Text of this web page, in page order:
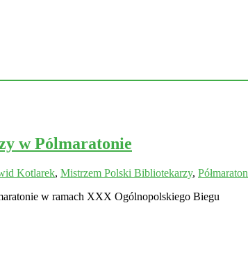
w Pólmaratonie
Kotlarek, Mistrzem Polski Bibliotekarzy, Półmaraton
w ramach XXX Ogólnopolskiego Biegu